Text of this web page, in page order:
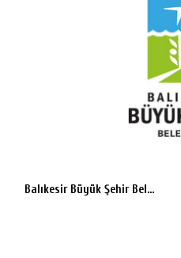
Balıkesir Büyük Şehir Bel...